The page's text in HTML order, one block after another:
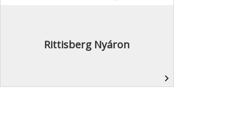
Rittisberg Nyáron
navigate_next